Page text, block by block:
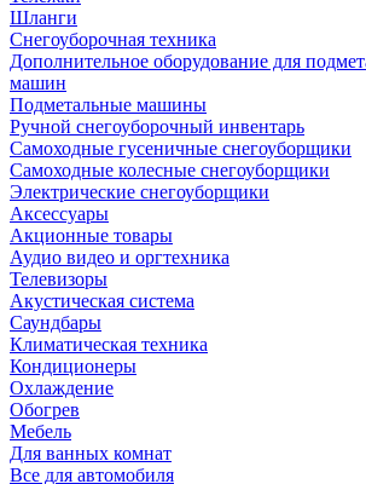
Шланги
Снегоуборочная техника
Дополнительное оборудование для
машин
Подметальные машины
Ручной снегоуборочный инвентарь
Самоходные гусеничные снегоуборщики
Самоходные колесные снегоуборщики
Электрические снегоуборщики
Аксессуары
Акционные товары
Аудио видео и оргтехника
Телевизоры
Акустическая система
Саундбары
Климатическая техника
Кондиционеры
Охлаждение
Обогрев
Мебель
Для ванных комнат
Все для автомобиля